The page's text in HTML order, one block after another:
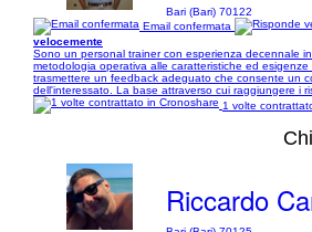
Bari (Bari) 70122
Email confermata
velocemente
Sono un personal trainer con esperienza decennale
metodologia operativa alle caratteristiche ed
trasmettere un feedback adeguato che consente un
dell'interessato. La base attraverso cui raggiungere i
1 volte
Riccardo